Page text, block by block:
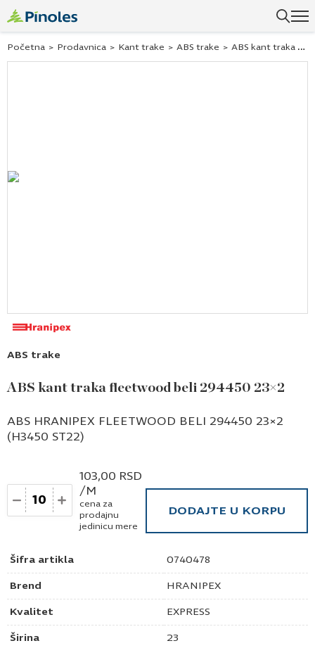
Početna > Prodavnica > Kant trake > ABS trake > ABS kant traka fleetwood beli 294450 23×2
ABS trake
ABS kant traka fleetwood beli 294450 23×2
Šifra artikla 0740478
Brend HRANIPEX
Kvalitet EXPRESS
Širina 23
ABS HRANIPEX FLEETWOOD BELI 294450 23×2
(H3450 ST22)
Količina
103,00 RSD
/M
cena za
prodajnu
jedinicu mere
DODAJTE U KORPU